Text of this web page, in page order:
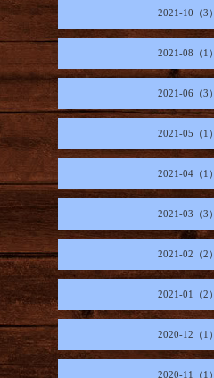
2021-10（3）
2021-08（1）
2021-06（3）
2021-05（1）
2021-04（1）
2021-03（3）
2021-02（2）
2021-01（2）
2020-12（1）
2020-11（1）